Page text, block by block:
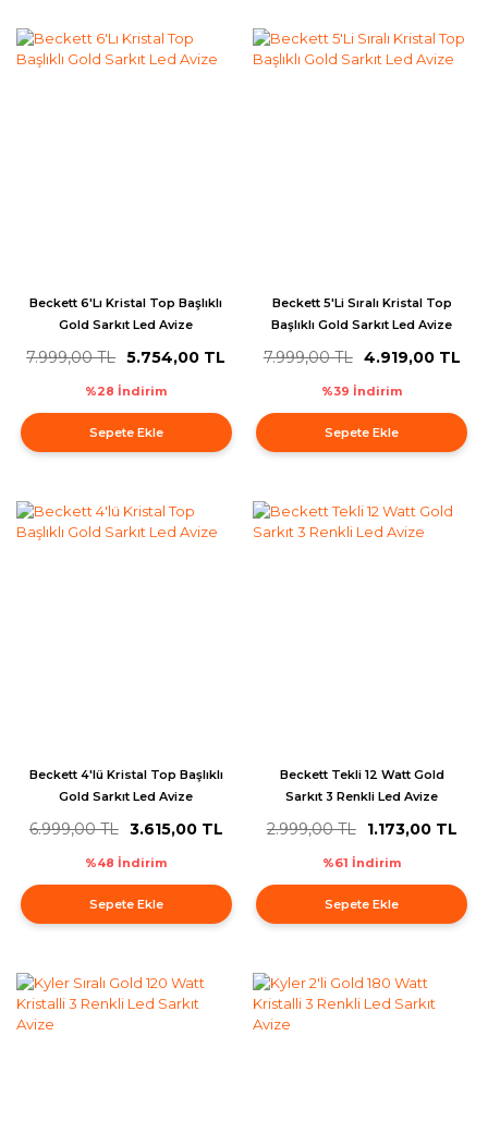
Beckett 6'Lı Kristal Top Başlıklı
Gold Sarkıt Led Avize
7.999,00 TL 5.754,00 TL
%28 İndirim
Sepete Ekle
Beckett 5'Li Sıralı Kristal Top
Başlıklı Gold Sarkıt Led Avize
7.999,00 TL 4.919,00 TL
%39 İndirim
Sepete Ekle
Beckett 4'lü Kristal Top Başlıklı
Gold Sarkıt Led Avize
6.999,00 TL 3.615,00 TL
%48 İndirim
Sepete Ekle
Beckett Tekli 12 Watt Gold
Sarkıt 3 Renkli Led Avize
2.999,00 TL 1.173,00 TL
%61 İndirim
Sepete Ekle